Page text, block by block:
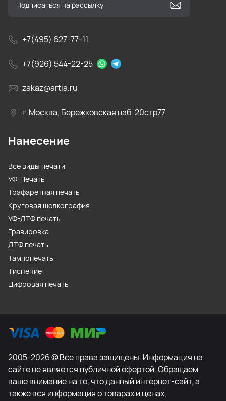
+7(495) 627-77-11
+7(926) 544-22-25
zakaz@artia.ru
г. Москва, Бережковская наб. 20стр77
Нанесение
Все виды печати
УФ-Печать
Трафаретная печать
Круговая шелкография
УФ-ДТФ печать
Гравировка
ДТФ печать
Тампопечать
Тиснение
Цифровая печать
2005-2026 © Все права защищены. Информация на
сайте не является публичной офертой. Обращаем
ваше внимание на то, что данный интернет-сайт, а
также вся информация о товарах и ценах,